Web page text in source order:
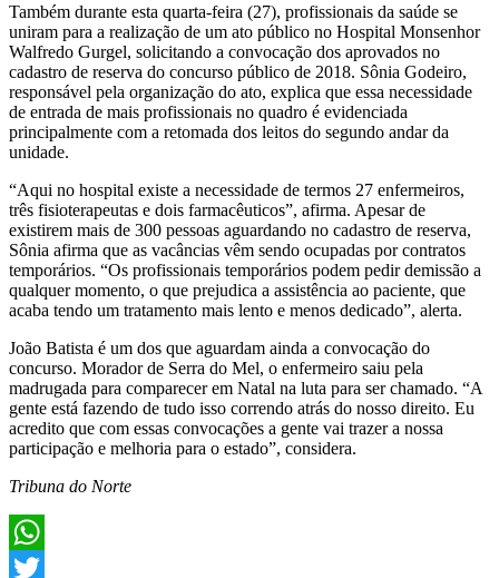
Também durante esta quarta-feira (27), profissionais da saúde se
uniram para a realização de um ato público no Hospital Monsenhor
Walfredo Gurgel, solicitando a convocação dos aprovados no
cadastro de reserva do concurso público de 2018. Sônia Godeiro,
responsável pela organização do ato, explica que essa necessidade
de entrada de mais profissionais no quadro é evidenciada
principalmente com a retomada dos leitos do segundo andar da
unidade.
“Aqui no hospital existe a necessidade de termos 27 enfermeiros,
três fisioterapeutas e dois farmacêuticos”, afirma. Apesar de
existirem mais de 300 pessoas aguardando no cadastro de reserva,
Sônia afirma que as vacâncias vêm sendo ocupadas por contratos
temporários. “Os profissionais temporários podem pedir demissão a
qualquer momento, o que prejudica a assistência ao paciente, que
acaba tendo um tratamento mais lento e menos dedicado”, alerta.
João Batista é um dos que aguardam ainda a convocação do
concurso. Morador de Serra do Mel, o enfermeiro saiu pela
madrugada para comparecer em Natal na luta para ser chamado. “A
gente está fazendo de tudo isso correndo atrás do nosso direito. Eu
acredito que com essas convocações a gente vai trazer a nossa
participação e melhoria para o estado”, considera.
Tribuna do Norte
WhatsApp